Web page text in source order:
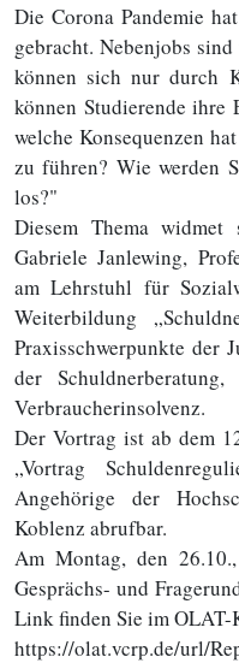
Die Corona Pandemie
gebracht. Nebenjobs
können sich nur durch
können Studierende
welche Konsequenzen
zu führen? Wie werden
los?"
Diesem Thema
Gabriele Janlewing,
am Lehrstuhl für
Weiterbildung
Praxisschwerpunkte der
der Schuldnerberatung,
Verbraucherinsolvenz.
Der Vortrag ist ab dem
„Vortrag
Angehörige der
Koblenz abrufbar.
Am Montag, den
Gesprächs- und
Link finden Sie im OLAT-
https://olat.vcrp.de/url/